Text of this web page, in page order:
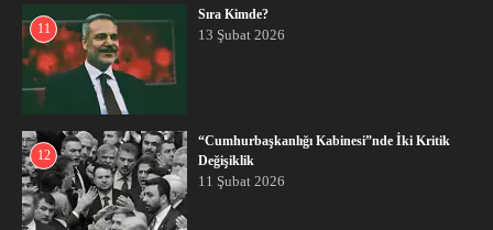
11
Sıra Kimde?
13 Şubat 2026
12
“Cumhurbaşkanlığı Kabinesi”nde İki Kritik
Değişiklik
11 Şubat 2026